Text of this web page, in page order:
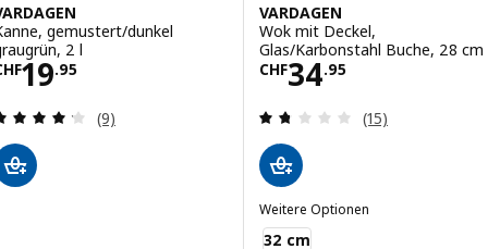
gemustert/dunkel
2 l
19.95
CHF 19.95
Bewertungen: 4.2 von 5 Sternen. Bewertungen
(9)
VARDAGEN
Wok mit Deckel,
Glas/Karbonstahl Buche, 28 cm
CHF34.95
Preis CHF 34.95
Bewertungen:
(15)
Weitere Optionen
VARDAGEN
32 cm